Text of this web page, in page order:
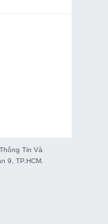
Tin Và
9, TP.HCM.